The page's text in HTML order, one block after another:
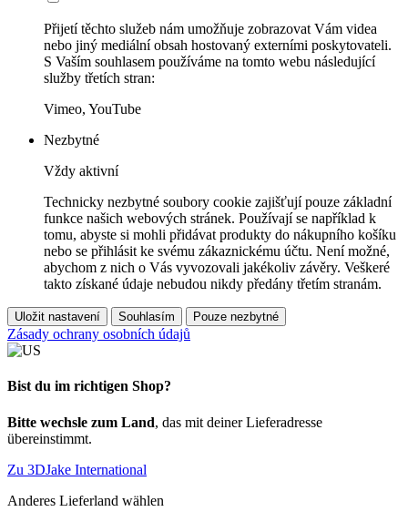
Přijetí těchto služeb nám umožňuje zobrazovat Vám videa
nebo jiný mediální obsah hostovaný externími poskytovateli.
S Vaším souhlasem používáme na tomto webu následující
služby třetích stran:
Vimeo, YouTube
Nezbytné
Vždy aktivní
Technicky nezbytné soubory cookie zajišťují pouze základní
funkce našich webových stránek. Používají se například k
tomu, abyste si mohli přidávat produkty do nákupního košíku
nebo se přihlásit ke svému zákaznickému účtu. Není možné,
abychom z nich o Vás vyvozovali jakékoliv závěry. Veškeré
takto získané údaje nebudou nikdy předány třetím stranám.
Uložit nastavení Souhlasím Pouze nezbytné
Zásady ochrany osobních údajů
Bist du im richtigen Shop?
Bitte wechsle zum Land, das mit deiner Lieferadresse
übereinstimmt.
Zu 3DJake International
Anderes Lieferland wählen